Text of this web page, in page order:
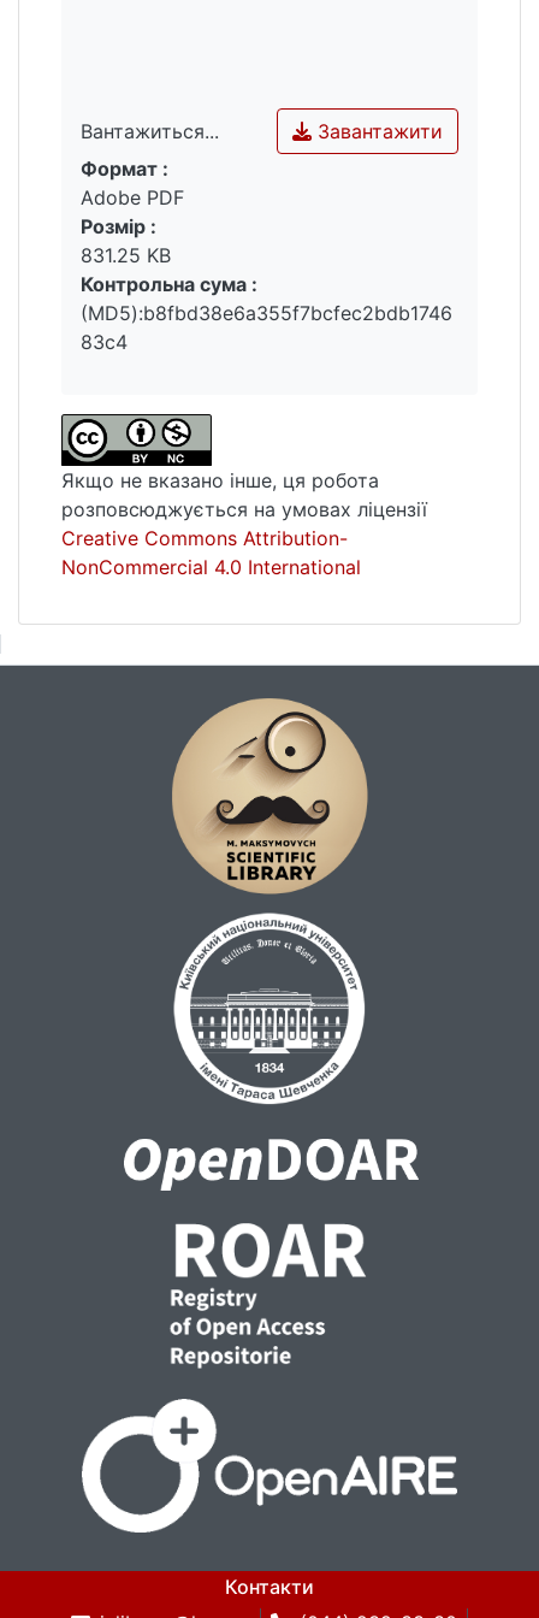
Вантажиться...
Вантажиться...
Завантажити
Формат :
Adobe PDF
Розмір :
831.25 KB
Контрольна сума :
(MD5):b8fbd38e6a355f7bcfec2bdb1746
83c4
Якщо не вказано інше, ця робота
розповсюджується на умовах ліцензії
Creative Commons Attribution-
NonCommercial 4.0 International
Контакти